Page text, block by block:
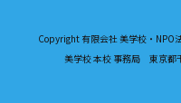
Copyright 有限会社 美学校・NPO
美学校 本校 事務局 東京都